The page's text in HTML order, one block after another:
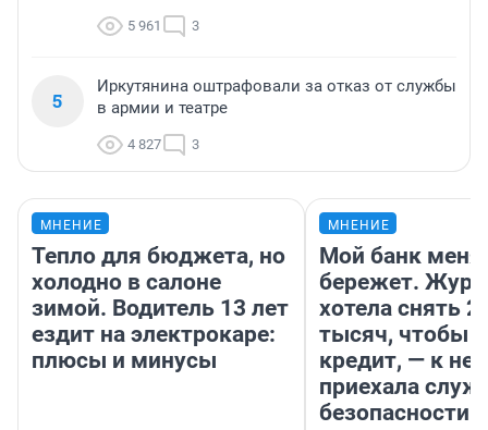
5 961 3
5
Иркутянина оштрафовали за отказ от службы
в армии и театре
4 827 3
МНЕНИЕ
Тепло для бюджета, но
холодно в салоне
зимой. Водитель 13 лет
ездит на электрокаре:
плюсы и минусы
МНЕНИЕ
Мой банк меня
бережет.
хотела снять
тысяч, чтобы
кредит, — к
приехала
безопасности